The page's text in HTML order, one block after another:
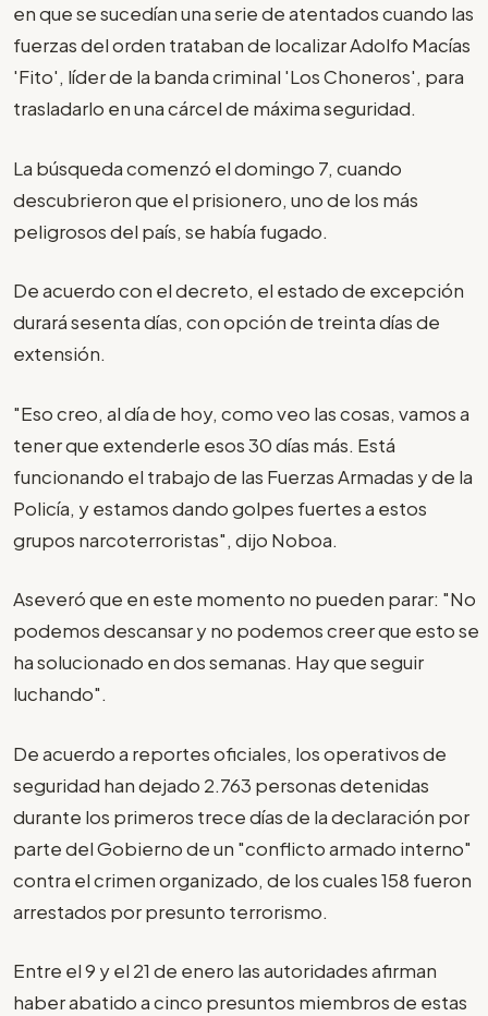
en que se sucedían una serie de atentados cuando las
fuerzas del orden trataban de localizar Adolfo Macías
'Fito', líder de la banda criminal 'Los Choneros', para
trasladarlo en una cárcel de máxima seguridad.
La búsqueda comenzó el domingo 7, cuando
descubrieron que el prisionero, uno de los más
peligrosos del país, se había fugado.
De acuerdo con el decreto, el estado de excepción
durará sesenta días, con opción de treinta días de
extensión.
"Eso creo, al día de hoy, como veo las cosas, vamos a
tener que extenderle esos 30 días más. Está
funcionando el trabajo de las Fuerzas Armadas y de la
Policía, y estamos dando golpes fuertes a estos
grupos narcoterroristas", dijo Noboa.
Aseveró que en este momento no pueden parar: "No
podemos descansar y no podemos creer que esto se
ha solucionado en dos semanas. Hay que seguir
luchando".
De acuerdo a reportes oficiales, los operativos de
seguridad han dejado 2.763 personas detenidas
durante los primeros trece días de la declaración por
parte del Gobierno de un "conflicto armado interno"
contra el crimen organizado, de los cuales 158 fueron
arrestados por presunto terrorismo.
Entre el 9 y el 21 de enero las autoridades afirman
haber abatido a cinco presuntos miembros de estas